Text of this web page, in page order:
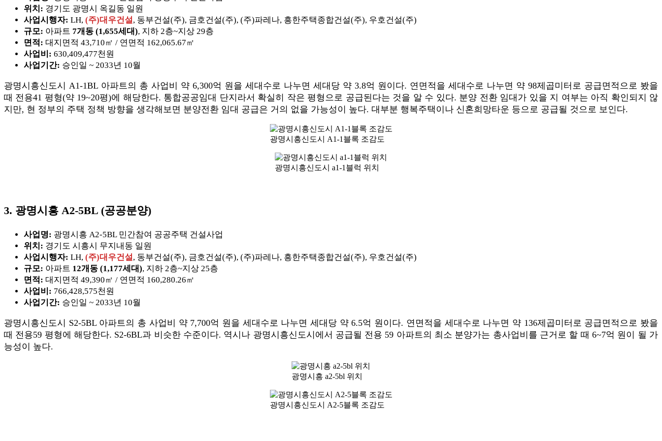
위치: 경기도 광명시 옥길동 일원
사업시행자: LH, (주)대우건설 , 동부건설(주), 금호건설(주), (주)파레나, 흥한주택종합건설(주), 우호건설(주)
규모: 아파트 7개동 (1,655세대), 지하 2층~지상 29층
면적: 대지면적 43,710㎡ / 연면적 162,065.67㎡
사업비: 630,409,477천원
사업기간: 승인일 ~ 2033년 10월
광명시흥신도시 A1-1BL 아파트의 총 사업비 약 6,300억 원을 세대수로 나누면 세대당 약 3.8억 원이다. 연면적을 세대수로 나누면 약 98제곱미터로 공급면적으로 봤을
때 전용41 평형(약 19~20평)에 해당한다. 통합공공임대 단지라서 확실히 작은 평형으로 공급된다는 것을 알 수 있다. 분양 전환 임대가 있을 지 여부는 아직 확인되지 않
지만, 현 정부의 주택 정책 방향을 생각해보면 분양전환 임대 공급은 거의 없을 가능성이 높다. 대부분 행복주택이나 신혼희망타운 등으로 공급될 것으로 보인다.
광명시흥신도시 A1-1블록 조감도
광명시흥신도시 a1-1블럭 위치
3. 광명시흥 A2-5BL (공공분양)
사업명: 광명시흥 A2-5BL 민간참여 공공주택 건설사업
위치: 경기도 시흥시 무지내동 일원
사업시행자: LH, (주)대우건설 , 동부건설(주), 금호건설(주), (주)파레나, 흥한주택종합건설(주), 우호건설(주)
규모: 아파트 12개동 (1,177세대), 지하 2층~지상 25층
면적: 대지면적 49,390㎡ / 연면적 160,280.26㎡
사업비: 766,428,575천원
사업기간: 승인일 ~ 2033년 10월
광명시흥신도시 S2-5BL 아파트의 총 사업비 약 7,700억 원을 세대수로 나누면 세대당 약 6.5억 원이다. 연면적을 세대수로 나누면 약 136제곱미터로 공급면적으로 봤을
때 전용59 평형에 해당한다. S2-6BL과 비슷한 수준이다. 역시나 광명시흥신도시에서 공급될 전용 59 아파트의 최소 분양가는 총사업비를 근거로 할 때 6~7억 원이 될 가
능성이 높다.
광명시흥 a2-5bl 위치
광명시흥신도시 A2-5블록 조감도